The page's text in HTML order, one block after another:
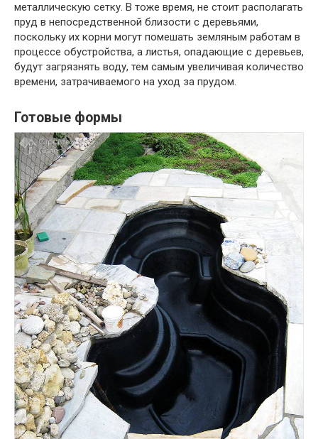
металлическую сетку. В тоже время, не стоит располагать
пруд в непосредственной близости с деревьями,
поскольку их корни могут помешать земляным работам в
процессе обустройства, а листья, опадающие с деревьев,
будут загрязнять воду, тем самым увеличивая количество
времени, затрачиваемого на уход за прудом.
Готовые формы